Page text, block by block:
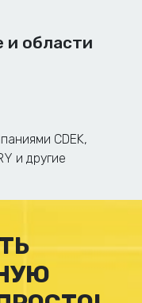
поощрения
и области
CDEK,
и другие